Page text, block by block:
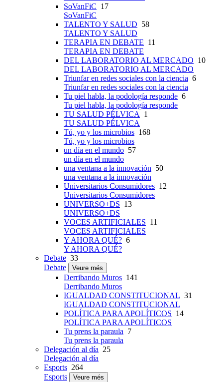
SoVanFiC 17
SoVanFiC
TALENTO Y SALUD 58
TALENTO Y SALUD
TERAPIA EN DEBATE 11
TERAPIA EN DEBATE
DEL LABORATORIO AL MERCADO 10
DEL LABORATORIO AL MERCADO
Triunfar en redes sociales con la ciencia 6
Triunfar en redes sociales con la ciencia
Tu piel habla, la podología responde 6
Tu piel habla, la podología responde
TU SALUD PÉLVICA
1
TU SALUD PÉLVICA
Tú, yo y los microbios 168
Tú, yo y los microbios
un día en el mundo 57
un día en el mundo
una ventana a la innovación 50
una ventana a la innovación
Universitarios Consumidores 12
Universitarios Consumidores
UNIVERSO+DS 13
UNIVERSO+DS
VOCES ARTIFICIALES 11
VOCES ARTIFICIALES
Y AHORA QUÉ? 6
Y AHORA QUÉ?
Debate 33
Debate
Veure més
Derribando Muros 141
Derribando Muros
IGUALDAD CONSTITUCIONAL 31
IGUALDAD CONSTITUCIONAL
POLÍTICA PARA APOLÍTICOS 14
POLÍTICA PARA APOLÍTICOS
Tu prens la paraula 7
Tu prens la paraula
Delegación al día 25
Delegación al día
Esports 264
Esports
Veure més